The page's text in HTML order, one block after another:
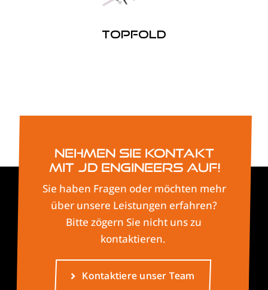
Topfold
Nehmen Sie Kontakt
mit JD Engineers auf!
Sie haben Fragen oder möchten mehr
über unsere Leistungen erfahren?
Bitte zögern Sie nicht uns zu
kontaktieren.
Kontaktiere unser Team